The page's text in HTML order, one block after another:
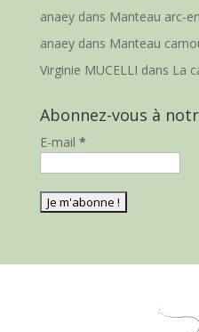
anaeydans Manteau arc-
anaeydans Manteau
Virginie MUCELLI dans La
Abonnez-vous à
E-mail *